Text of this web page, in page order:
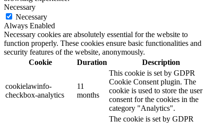
Necessary
Necessary
Always Enabled
Necessary cookies are absolutely essential for the website to
function properly. These cookies ensure basic functionalities and
security features of the website, anonymously.
Cookie
Duration Description
cookielawinfo-
checkbox-analytics
11
months
This cookie is set by GDPR
Cookie Consent plugin. The
cookie is used to store the user
consent for the cookies in the
category "Analytics".
The cookie is set by GDPR